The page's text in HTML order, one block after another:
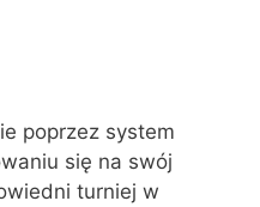
poprzez system
się na swój
turniej w